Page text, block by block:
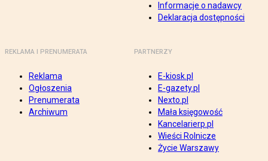
Informacje o nadawcy
Deklaracja dostępności
REKLAMA I PRENUMERATA
Reklama
Ogłoszenia
Prenumerata
Archiwum
PARTNERZY
E-kiosk.pl
E-gazety.pl
Nexto.pl
Mała księgowość
Kancelarierp.pl
Wieści Rolnicze
Życie Warszawy